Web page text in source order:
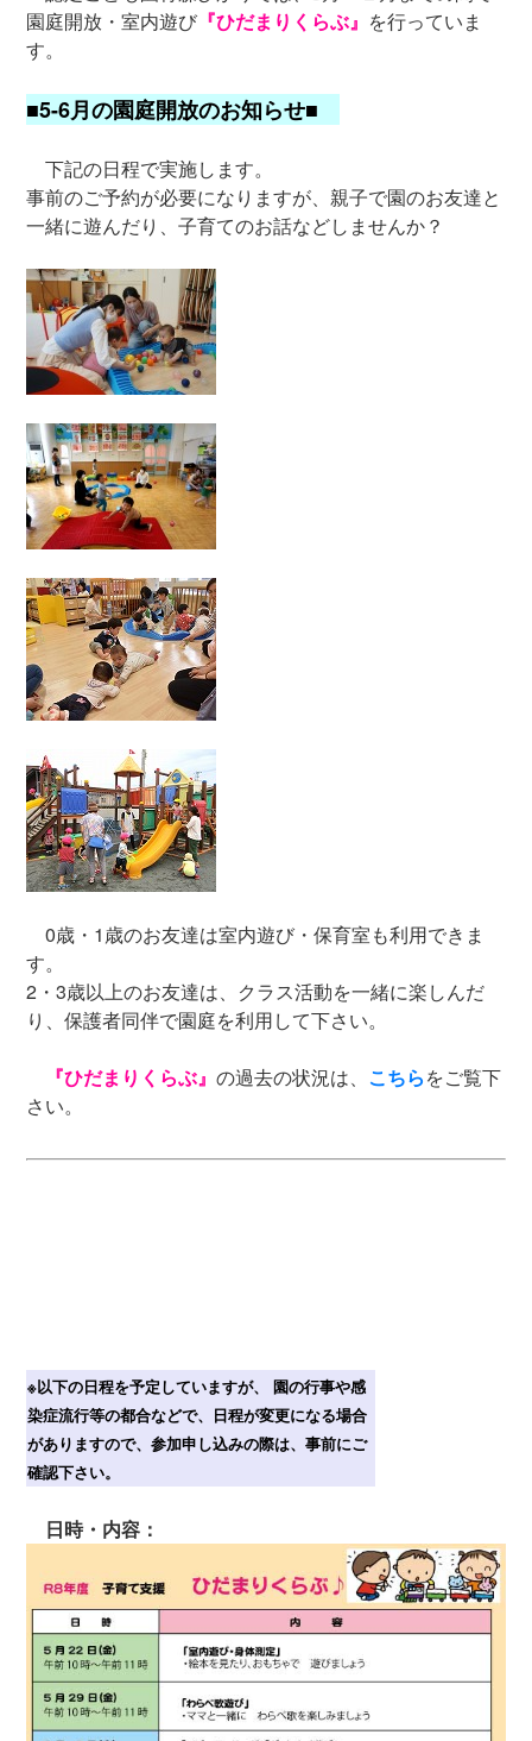
園庭開放・室内遊び 『ひだまりくらぶ』 を行っていま
す。
■5-6月の園庭開放のお知らせ■
下記の日程で実施します。
事前のご予約が必要になりますが、親子で園のお友達と
一緒に遊んだり、子育てのお話などしませんか？
0歳・1歳のお友達は室内遊び・保育室も利用できま
す。
2・3歳以上のお友達は、クラス活動を一緒に楽しんだ
り、保護者同伴で園庭を利用して下さい。
『ひだまりくらぶ』の過去の状況は、 こちらをご覧下
さい。
※以下の日程を予定していますが、
園の行事や感
染症流行等の都合などで、日程が変更になる場合
がありますので、参加申し込みの際は、事前にご
確認下さい。
日時・内容：